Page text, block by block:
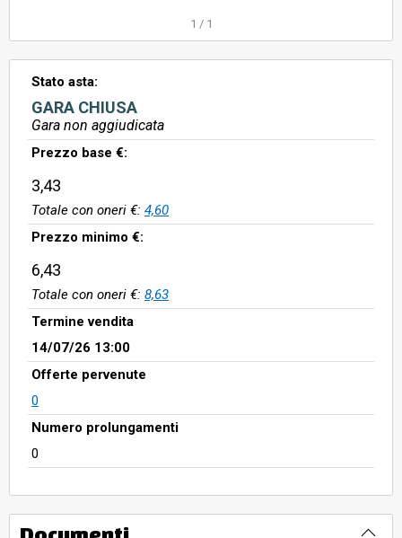
1 / 1
Stato asta:
GARA CHIUSA
Gara non aggiudicata
Prezzo base €:
3,43
Totale con oneri €: 4,60
Prezzo minimo €:
6,43
Totale con oneri €: 8,63
Termine vendita
14/07/26 13:00
Offerte pervenute
0
Numero prolungamenti
0